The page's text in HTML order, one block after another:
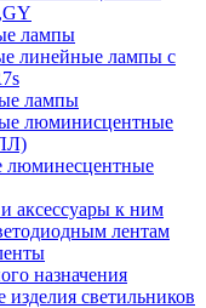
лампы
линейные лампы с
лампы
люминисцентные
люминесцентные
аксессуары к ним
лентам
назначения
светильников